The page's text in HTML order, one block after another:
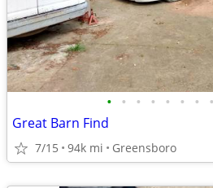
• • • • • • • •
Great Barn Find
7/15 94k mi Greensboro